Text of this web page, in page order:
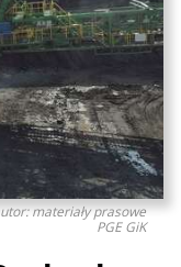
materiały prasowe
PGE GiK